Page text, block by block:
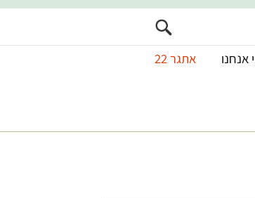
אנחנו אתגר 22